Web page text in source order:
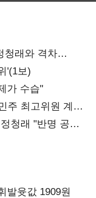
청래와 격차
'(1보)
가 수습"
주 최고위원 계파
청래 "반명 공세
발윳값 1909원